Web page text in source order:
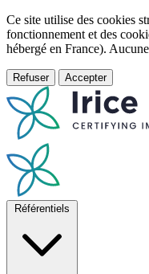
Ce site utilise des cookies
fonctionnement et des
hébergé en France).
Refuser Accepter
Référentiels